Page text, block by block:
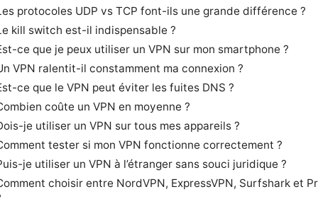
protocoles UDP vs TCP font-ils une grande différence ?
kill switch est-il indispensable ?
ce que je peux utiliser un VPN sur mon smartphone ?
VPN ralentit-il constamment ma connexion ?
ce que le VPN peut éviter les fuites DNS ?
coûte un VPN en moyenne ?
je utiliser un VPN sur tous mes appareils ?
tester si mon VPN fonctionne correctement ?
je utiliser un VPN à l’étranger sans souci juridique ?
choisir entre NordVPN, ExpressVPN, Surfshark et